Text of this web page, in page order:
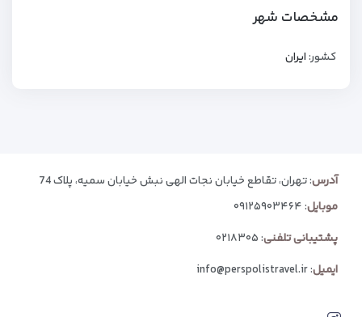
مشخصات شهر
کشور:ایران
آدرس: تهران، تقاطع خیابان نجات الهی نبش خیابان سمیه، پلاک 74
موبایل:۰۹۱۲۵۹۰۳۴۶۴
پشتیبانی تلفنی:۰۲۱۸۳۰۵
ایمیل:
info@perspolistravel.ir